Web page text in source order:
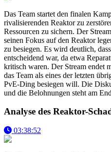
Das Team startet den finalen
rivalisierenden Reaktor zu
Ressourcen zu sichern. Der
seinen Fokus auf den Reaktor
zu besiegen. Es wird deutlich,
entscheidend war, da etwa
kritisch waren. Der Stream endet
das Team als eines der letzten
PvE-Ding besiegen will. Die
und die Belohnungen steht am
Analyse des Reaktor-
03:38:52